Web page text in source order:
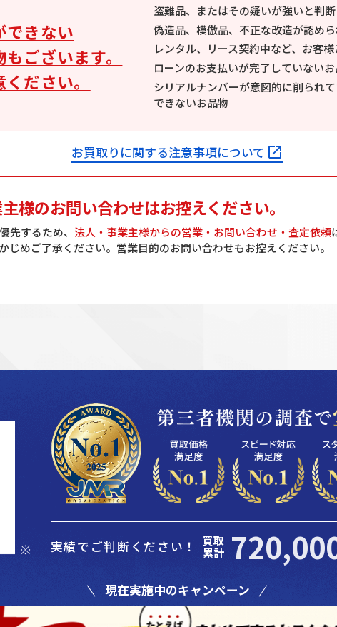
できない
ございます。
ださい。
盗難品、またはその疑いが強いと判
偽造品、模倣品、不正な改造が認め
レンタル、リース契約中など、お客
ローンのお支払いが完了していない
シリアルナンバーが意図的に削られ
できないお品物
お買取りに関する注意事項について
様のお問い合わせはお控えください。
先するため、法人・事業主様からの営業・お問い合わせ・査定依頼
じめご了承ください。営業目的のお問い合わせもお控えください。
実績でご判断ください！
買取
累計
現在実施中のキャンペーン